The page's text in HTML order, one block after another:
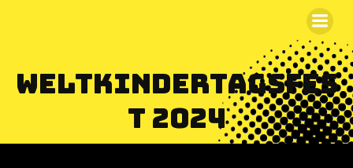
Weltkindertagsfes
t 2024